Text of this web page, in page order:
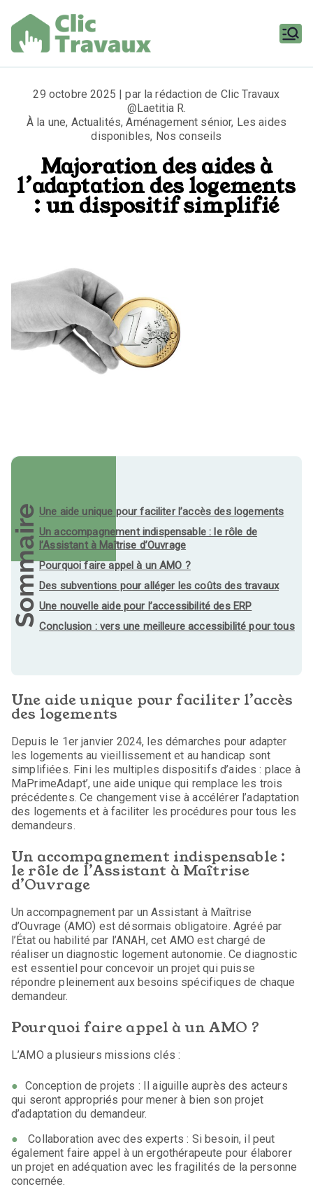
contenu
Travaux
29 octobre 2025 | par la rédaction de Clic Travaux
@Laetitia R.
À la une, Actualités,Aménagement sénior, Les aides
disponibles, Nos conseils
Majoration des aides à
l’adaptation des logements
: un dispositif simplifié
SommaireUne aide unique pour faciliter l’accès des logements
Un accompagnement indispensable : le rôle de
l’Assistant à Maîtrise d’Ouvrage
Pourquoi faire appel à un AMO ?
Des subventions pour alléger les coûts des travaux
Une nouvelle aide pour l’accessibilité des ERP
Conclusion : vers une meilleure accessibilité pour tous
Une aide unique pour faciliter l’accès
des logements
Depuis le 1er janvier 2024, les démarches pour adapter
les logements au vieillissement et au handicap sont
simplifiées. Fini les multiples dispositifs d’aides : place à
MaPrimeAdapt’, une aide unique qui remplace les trois
précédentes. Ce changement vise à accélérer l’adaptation
des logements et à faciliter les procédures pour tous les
demandeurs.
Un accompagnement indispensable :
le rôle de l’Assistant à Maîtrise
d’Ouvrage
Un accompagnement par un Assistant à Maîtrise
d’Ouvrage (AMO) est désormais obligatoire. Agréé par
l’État ou habilité par l’ANAH, cet AMO est chargé de
réaliser un diagnostic logement autonomie. Ce diagnostic
est essentiel pour concevoir un projet qui puisse
répondre pleinement aux besoins spécifiques de chaque
demandeur.
Pourquoi faire appel à un AMO ?
L’AMO a plusieurs missions clés :
Conception de projets : Il aiguille auprès des acteurs
qui seront appropriés pour mener à bien son projet
d’adaptation du demandeur.
Collaboration avec des experts : Si besoin, il peut
également faire appel à un ergothérapeute pour élaborer
un projet en adéquation avec les fragilités de la personne
concernée.